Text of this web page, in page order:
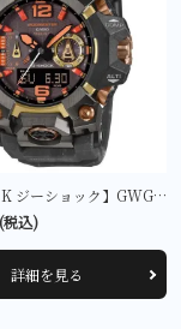
【G-SHOCK ジーショック】GWG-B1000MG-1A9JF
込)
詳細を見る